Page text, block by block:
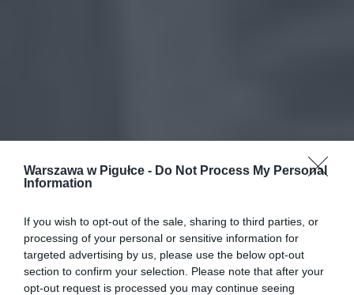
Warszawa w Pigułce - Do Not Process My Personal
Information
If you wish to opt-out of the sale, sharing to third parties, or
processing of your personal or sensitive information for
targeted advertising by us, please use the below opt-out
section to confirm your selection. Please note that after your
opt-out request is processed you may continue seeing